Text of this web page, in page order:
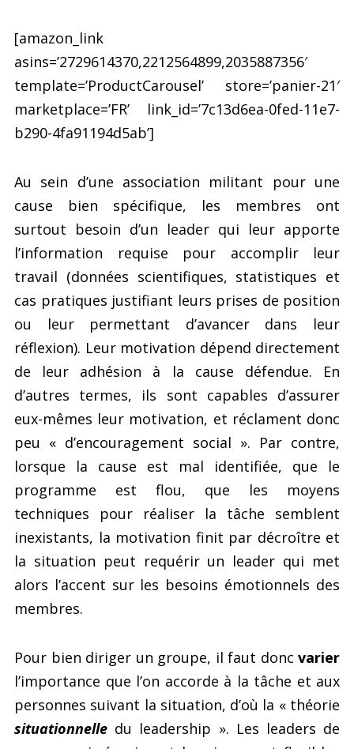
[amazon_link
asins=’2729614370,2212564899,2035887356′
template=’ProductCarousel’ store=’panier-21′
marketplace=’FR’ link_id=’7c13d6ea-0fed-11e7-
b290-4fa91194d5ab’]
Au sein d’une association militant pour une
cause bien spécifique, les membres ont
surtout besoin d’un leader qui leur apporte
l’information requise pour accomplir leur
travail (données scientifiques, statistiques et
cas pratiques justifiant leurs prises de position
ou leur permettant d’avancer dans leur
réflexion). Leur motivation dépend directement
de leur adhésion à la cause défendue. En
d’autres termes, ils sont capables d’assurer
eux-mêmes leur motivation, et réclament donc
peu « d’encouragement social ». Par contre,
lorsque la cause est mal identifiée, que le
programme est flou, que les moyens
techniques pour réaliser la tâche semblent
inexistants, la motivation finit par décroître et
la situation peut requérir un leader qui met
alors l’accent sur les besoins émotionnels des
membres.
Pour bien diriger un groupe, il faut donc varier
l’importance que l’on accorde à la tâche et aux
personnes suivant la situation, d’où la « théorie
situationnelle du leadership ». Les leaders de